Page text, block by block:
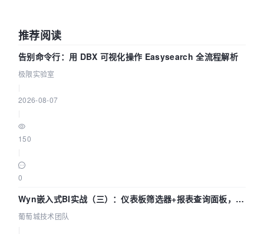
推荐阅读
告别命令行：用 DBX 可视化操作 Easysearch 全流程解析
极限实验室
2026-08-07
150
0
Wyn嵌入式BI实战（三）：仪表板筛选器+报表查询面板，参
数联动全闭环
葡萄城技术团队